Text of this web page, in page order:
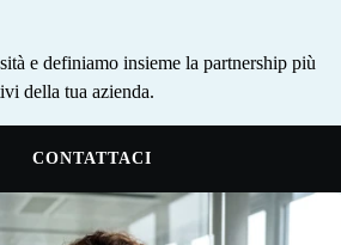
e definiamo insieme la partnership più
CONTATTACI